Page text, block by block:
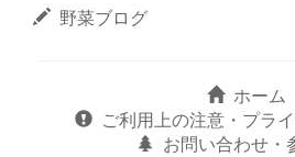
野菜ブログ
ホーム
ご利用上の注意・プラ
お問い合わせ・